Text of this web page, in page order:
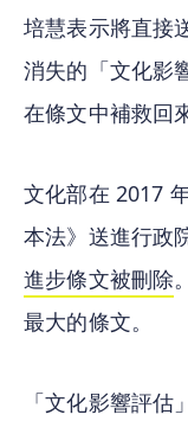
培慧表示將直接
消失的「文化影
在條文中補救回來
文化部在 2017
本法》送進行政
進步條文被刪除
最大的條文。
「文化影響評